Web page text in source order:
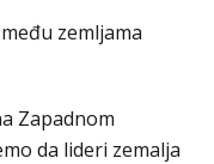
zemljama
Zapadnom
da lideri zemalja